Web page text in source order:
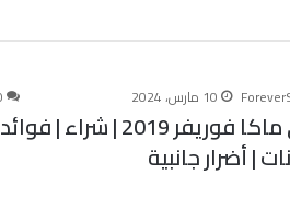
10 مارس، 2024
ملتي ماكا فوريفر 2019 | شراء |
| أضرار جانبية